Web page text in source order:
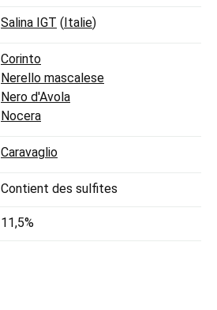
Salina IGT (Italie)
Corinto
Nerello mascalese
Nero d'Avola
Nocera
Caravaglio
Contient des sulfites
11,5%